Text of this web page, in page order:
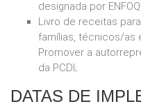
designada por
Livro de receitas
famílias, técnicos/as
Promover a
da PCDI;
DATAS DE